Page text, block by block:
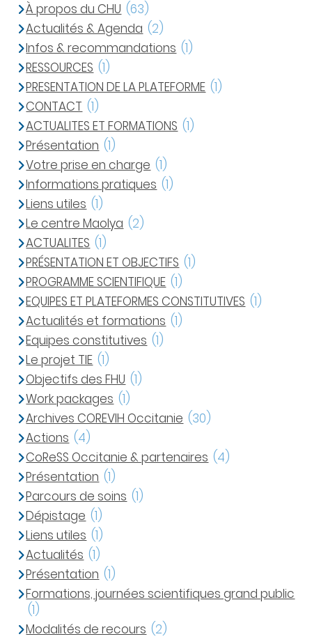
À propos du CHU (63)
Actualités & Agenda (2)
Infos & recommandations (1)
RESSOURCES (1)
PRESENTATION DE LA PLATEFORME (1)
CONTACT (1)
ACTUALITES ET FORMATIONS (1)
Présentation (1)
Votre prise en charge (1)
Informations pratiques (1)
Liens utiles (1)
Le centre Maolya (2)
ACTUALITES (1)
PRÉSENTATION ET OBJECTIFS (1)
PROGRAMME SCIENTIFIQUE (1)
EQUIPES ET PLATEFORMES CONSTITUTIVES (1)
Actualités et formations (1)
Equipes constitutives (1)
Le projet TIE (1)
Objectifs des FHU (1)
Work packages (1)
Archives COREVIH Occitanie (30)
Actions (4)
CoReSS Occitanie & partenaires (4)
Présentation (1)
Parcours de soins (1)
Dépistage (1)
Liens utiles (1)
Actualités (1)
Présentation (1)
Formations, journées scientifiques grand public
(1)
Modalités de recours (2)